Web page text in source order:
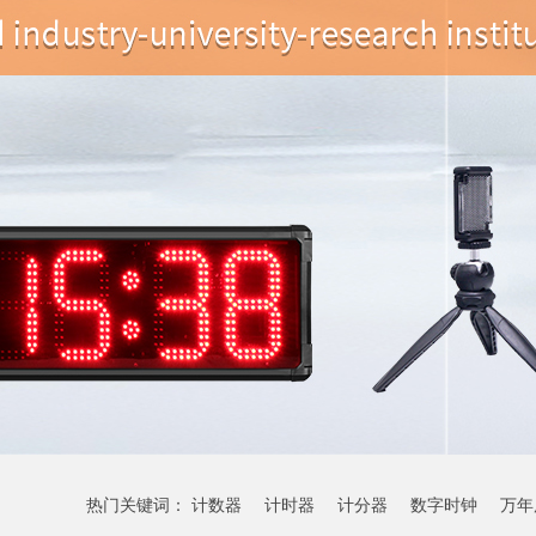
热门关键词： 计数器 计时器 计分器 数字时钟 万